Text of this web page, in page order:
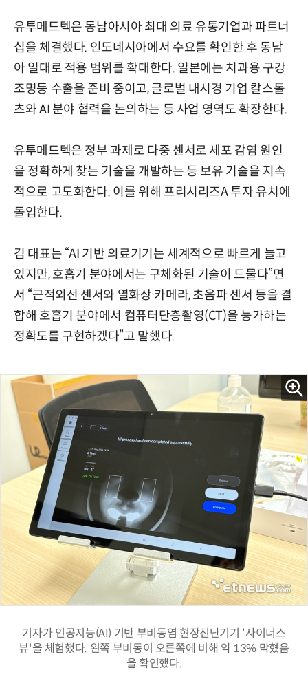
유투메드텍은 동남아시아 최대 의료 유통기업과 파트너
십을 체결했다. 인도네시아에서 수요를 확인한 후 동남
아 일대로 적용 범위를 확대한다. 일본에는 치과용 구강
조명등 수출을 준비 중이고, 글로벌 내시경 기업 칼스톨
츠와 AI 분야 협력을 논의하는 등 사업 영역도 확장한다.
유투메드텍은 정부 과제로 다중 센서로 세포 감염 원인
을 정확하게 찾는 기술을 개발하는 등 보유 기술을 지속
적으로 고도화한다. 이를 위해 프리시리즈A 투자 유치에
돌입한다.
김 대표는 “AI 기반 의료기기는 세계적으로 빠르게 늘고
있지만, 호흡기 분야에서는 구체화된 기술이 드물다”면
서 “근적외선 센서와 열화상 카메라, 초음파 센서 등을 결
합해 호흡기 분야에서 컴퓨터단층촬영(CT)을 능가하는
정확도를 구현하겠다”고 말했다.
기자가 인공지능(AI) 기반 부비동염 현장진단기기 '사이너스
뷰'을 체험했다. 왼쪽 부비동이 오른쪽에 비해 약 13% 막혔음
을 확인했다.